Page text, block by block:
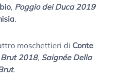
, Poggio dei Duca 2019
.
moschettieri di Conte
2018, Saignée Della
.